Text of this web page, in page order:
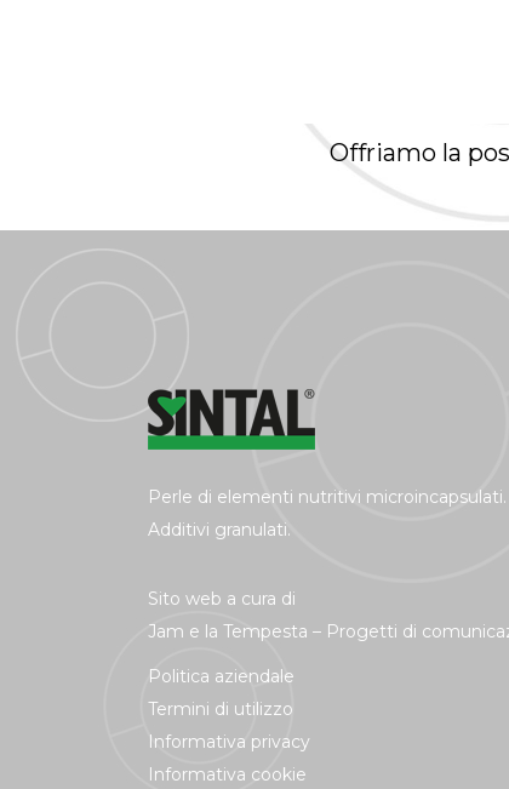
Offriamo la
Perle di elementi nutritivi microincapsulati.
Additivi granulati.
Sito web a cura di
Jam e la Tempesta – Progetti di
Politica aziendale
Termini di utilizzo
Informativa privacy
Informativa cookie